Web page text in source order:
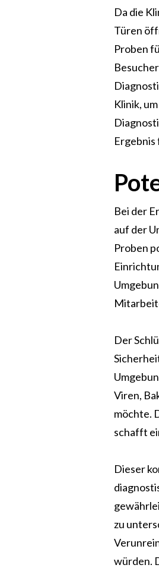
Da die
Türen
Proben
Klinik,
Ergebnis
Bei der
auf der
Proben
Der
Viren,
möchte.
schafft
Dieser
zu
würden.